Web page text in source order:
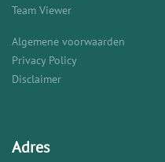
Team Viewer
Algemene voorwaarden
Privacy Policy
Disclaimer
Adres